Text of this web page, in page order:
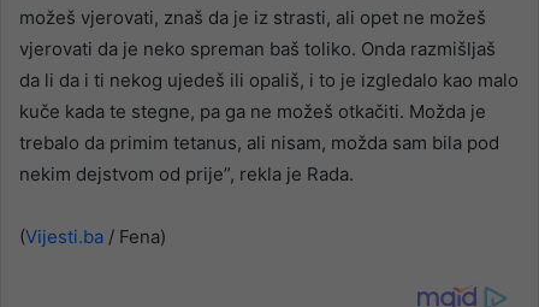
možeš vjerovati, znaš da je iz strasti, ali opet ne možeš
vjerovati da je neko spreman baš toliko. Onda razmišljaš
da li da i ti nekog ujedeš ili opališ, i to je izgledalo kao malo
kuče kada te stegne, pa ga ne možeš otkačiti. Možda je
trebalo da primim tetanus, ali nisam, možda sam bila pod
nekim dejstvom od prije”, rekla je Rada.
(Vijesti.ba / Fena)